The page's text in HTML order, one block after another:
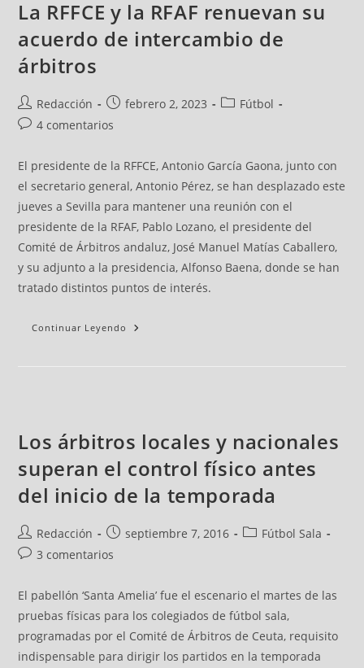
La RFFCE y la RFAF renuevan su
acuerdo de intercambio de
árbitros
Redacción febrero 2, 2023
Fútbol
4 comentarios
El presidente de la RFFCE, Antonio García Gaona, junto con
el secretario general, Antonio Pérez, se han desplazado este
jueves a Sevilla para mantener una reunión con el
presidente de la RFAF, Pablo Lozano, el presidente del
Comité de Árbitros andaluz, José Manuel Matías Caballero,
y su adjunto a la presidencia, Alfonso Baena, donde se han
tratado distintos puntos de interés.
Continuar Leyendo
Los árbitros locales y nacionales
superan el control físico antes
del inicio de la temporada
Redacción septiembre 7, 2016
Fútbol Sala
3 comentarios
El pabellón ‘Santa Amelia’ fue el escenario el martes de las
pruebas físicas para los colegiados de fútbol sala,
programadas por el Comité de Árbitros de Ceuta, requisito
indispensable para dirigir los partidos en la temporada